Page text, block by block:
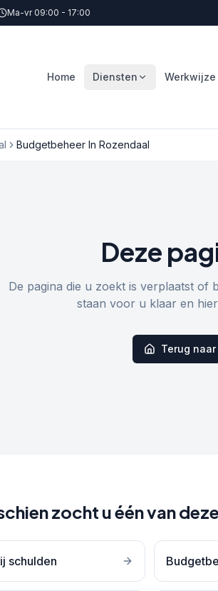
Ma-vr 09:00 - 17:00
Home Diensten Werkwijze
Budgetbeheer In Rozendaal
Deze
De pagina die u zoekt is verplaatst of
staan voor u klaar en
Terug naar
zocht u één van
schulden